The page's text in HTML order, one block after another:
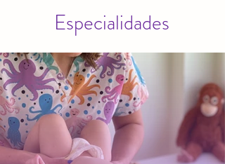
Especialidades